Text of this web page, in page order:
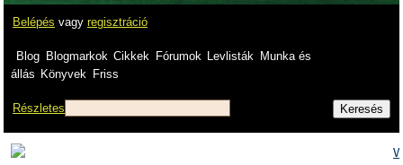
Belépés vagy regisztráció
Blog Blogmarkok Cikkek Fórumok Levlisták
Munka és
állás Könyvek Friss
Részletes